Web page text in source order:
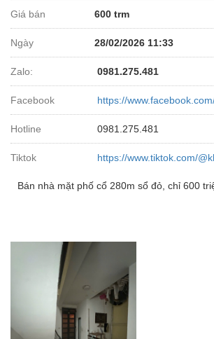
nhập
Giá bán 600 trm
Ngày 28/02/2026 11:33
Zalo: 0981.275.481
Facebook https://
Hotline 0981.275.481
Tiktok https://www.tiktok.com/
Bán nhà mặt phố cổ 280m sổ đỏ, chỉ 600